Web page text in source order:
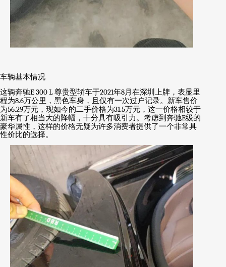
车辆基本情况
这辆奔驰E 300 L尊贵型轿车于2021年8月在深圳上牌，表显里
程为8.6万公里，黑色车身，且仅有一次过户记录。新车售价
为56.29万元，现如今的二手价格为31.5万元，这一价格相较于
新车有了相当大的降幅，十分具有吸引力。考虑到奔驰E级的
豪华属性，这样的价格无疑为许多消费者提供了一个非常具
性价比的选择。